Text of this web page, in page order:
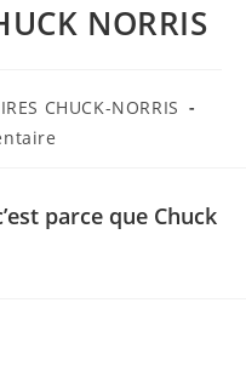
NORRIS
CHUCK-NORRIS
parce que Chuck